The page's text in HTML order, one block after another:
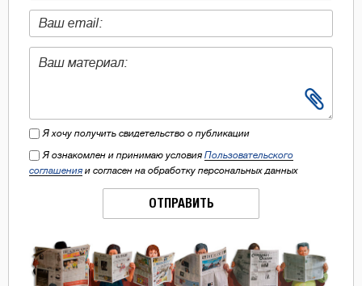
Я хочу получить свидетельство о публикации
Я ознакомлен и принимаю условия Пользовательского
соглашения и согласен на обработку персональных данных
ОТПРАВИТЬ